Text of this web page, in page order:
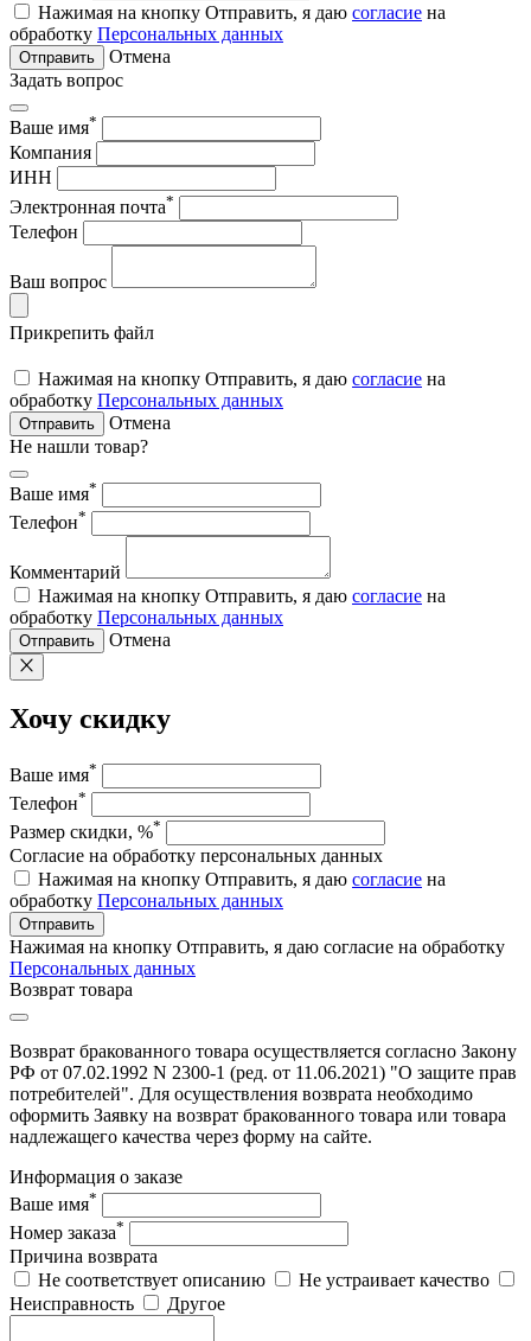
Нажимая на кнопку Отправить, я даю согласие на
обработку Персональных данных
Отправить
Отмена
Задать вопрос
Ваше имя*
Компания
ИНН
Электронная почта*
Телефон
Ваш вопрос
Прикрепить файл
Нажимая на кнопку Отправить, я даю согласие на
обработку Персональных данных
Отправить
Отмена
Не нашли товар?
Ваше имя*
Телефон*
Комментарий
Нажимая на кнопку Отправить, я даю согласие на
обработку Персональных данных
Отправить Отмена
Хочу скидку
Ваше имя*
Телефон*
Размер скидки, %*
Согласие на обработку персональных данных
Нажимая на кнопку Отправить, я даю согласие на
обработку Персональных данных
Отправить
Нажимая на кнопку Отправить, я даю согласие на обработку
Персональных данных
Возврат товара
Возврат бракованного товара осуществляется согласно Закону
РФ от 07.02.1992 N 2300-1 (ред. от 11.06.2021) "О защите прав
потребителей". Для осуществления возврата необходимо
оформить Заявку на возврат бракованного товара или товара
надлежащего качества через форму на сайте.
Информация о заказе
Ваше имя*
Номер заказа*
Причина возврата
Не соответствует описанию
Не устраивает качество
Неисправность
Другое